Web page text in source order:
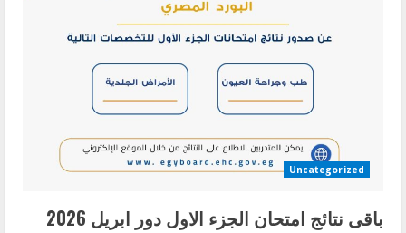
يونيه
2026
Uncategorized
باقى نتائج امتحان الجزء الاول دور ابريل 2026